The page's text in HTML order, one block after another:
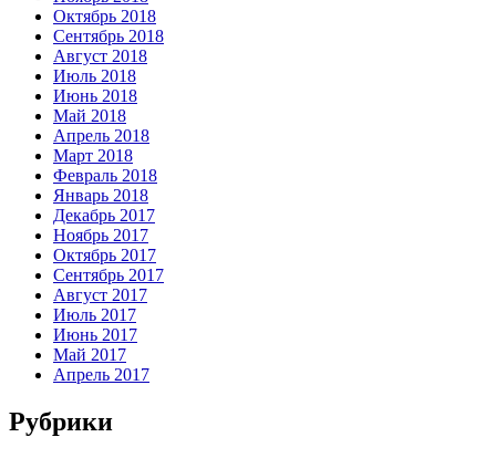
Октябрь 2018
Сентябрь 2018
Август 2018
Июль 2018
Июнь 2018
Май 2018
Апрель 2018
Март 2018
Февраль 2018
Январь 2018
Декабрь 2017
Ноябрь 2017
Октябрь 2017
Сентябрь 2017
Август 2017
Июль 2017
Июнь 2017
Май 2017
Апрель 2017
Рубрики